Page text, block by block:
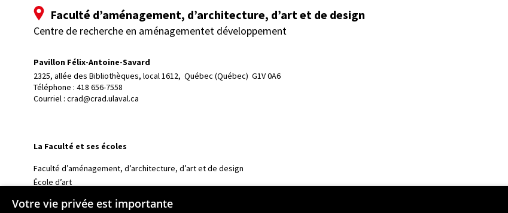
Faculté d’aménagement, d’architecture, d’art et de design
Centre de recherche en aménagementet développement
Pavillon Félix-Antoine-Savard
2325, allée des Bibliothèques, local 1612, Québec (Québec)  G1V 0A6
Téléphone : 418 656-7558
Courriel : crad@crad.ulaval.ca
La Faculté et ses écoles
Faculté d’aménagement, d’architecture, d’art et de design
École d’art
École d’architecture
Votre vie privée est importante